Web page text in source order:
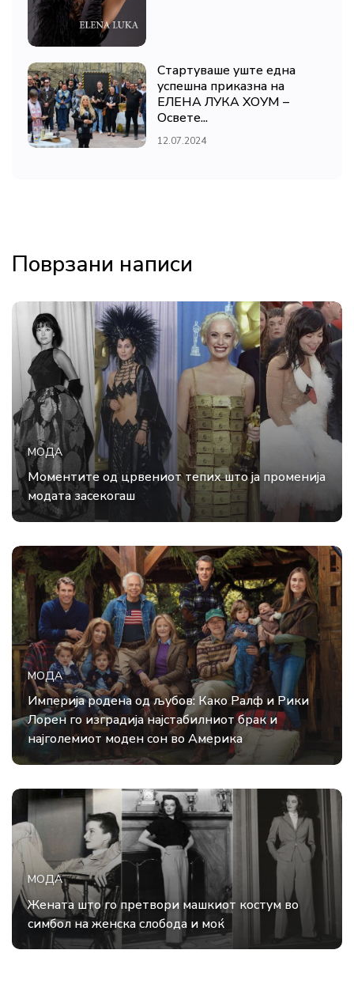
Стартуваше уште една
успешна приказна на
ЕЛЕНА ЛУКА ХОУМ –
Освете...
12.07.2024
Поврзани написи
МОДА
Моментите од црвениот тепих што ја променија
модата засекогаш
МОДА
Империја родена од љубов: Како Ралф и Рики
Лорен го изградија најстабилниот брак и
најголемиот моден сон во Америка
МОДА
Жената што го претвори машкиот костум во
симбол на женска слобода и моќ